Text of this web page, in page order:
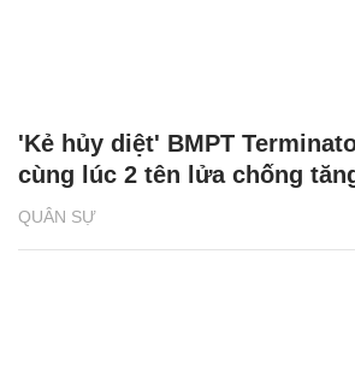
QUÂN SỰ
'Kẻ hủy diệt' BMPT
cùng lúc 2 tên lửa chống